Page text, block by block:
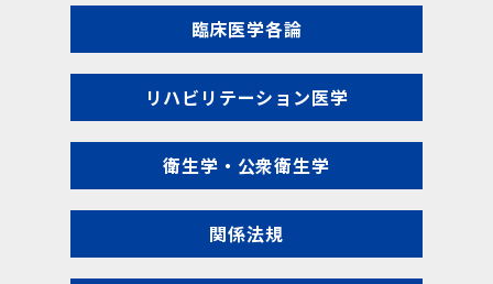
臨床医学各論
リハビリテーション医学
衛生学・公衆衛生学
関係法規